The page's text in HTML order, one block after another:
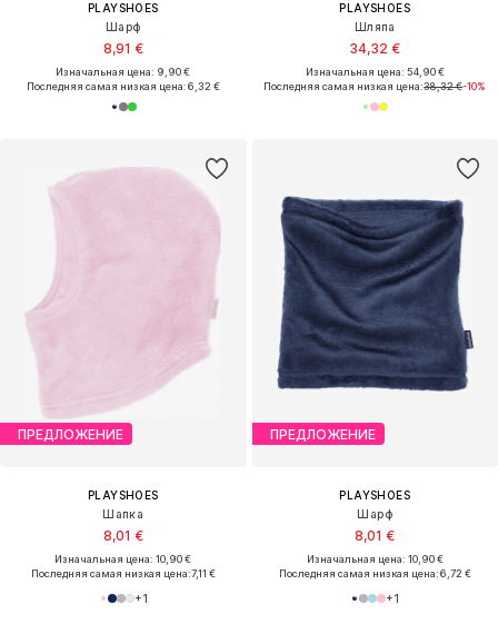
PLAYSHOES
Шарф
8,91 €
Изначальная цена: 9,90 €
Последняя самая низкая цена:6,32 €
PLAYSHOES
Шляпа
34,32 €
Изначальная цена: 54,90 €
Последняя самая низкая цена:38,32 €-10%
ПРЕДЛОЖЕНИЕ
PLAYSHOES
Шапка
8,01 €
Изначальная цена: 10,90 €
Последняя самая низкая цена:7,11 €
+1
ПРЕДЛОЖЕНИЕ
PLAYSHOES
Шарф
8,01 €
Изначальная цена: 10,90 €
Последняя самая низкая цена:6,72 €
+1